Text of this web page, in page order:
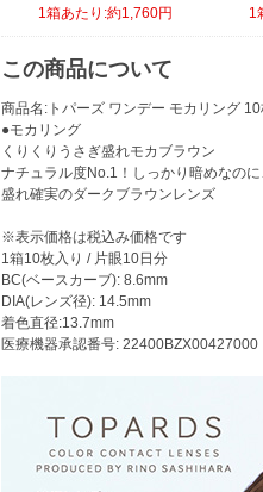
1箱あたり:約1,760円 1
この商品について
商品名:トパーズ ワンデー モカリング 10
●モカリング
くりくりうさぎ盛れモカブラウン
ナチュラル度No.1！しっかり暗めなの
盛れ確実のダークブラウンレンズ
※表示価格は税込み価格です
1箱10枚入り / 片眼10日分
BC(ベースカーブ): 8.6mm
DIA(レンズ径): 14.5mm
着色直径:13.7mm
医療機器承認番号: 22400BZX00427000